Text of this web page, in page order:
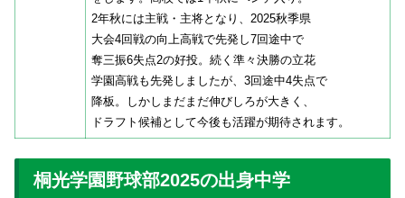
2年秋には主戦・主将となり、2025秋季県
大会4回戦の向上高戦で先発し7回途中で
奪三振6失点2の好投。続く準々決勝の立花
学園高戦も先発しましたが、3回途中4失点で
降板。しかしまだまだ伸びしろが大きく、
ドラフト候補として今後も活躍が期待されます。
桐光学園野球部2025の出身中学